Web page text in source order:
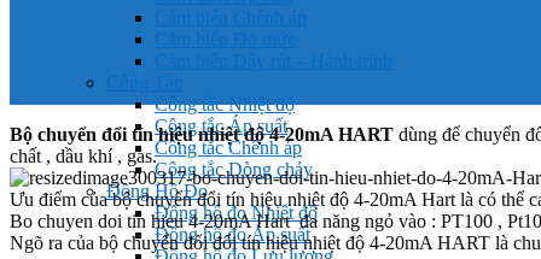
Cảm biến Chênh áp
Cảm biến Đo mức
Cảm biến Dây rút – Hành trình
Công Tắc
Công tắc Nhiệt độ
Công tắc Áp suất
Công tắc Chênh áp
Công tắc Dòng chảy
Đồng Hồ Đo
Đồng hồ đo Nhiệt độ
Đồng hồ đo Áp suất
Bộ chuyển đổi tín hiệu nhiệt độ 4-20mA HART dùng để chuyển
chất , dầu khí , gas.
Ưu điểm của bộ chuyển đổi tín hiệu nhiệt độ 4-20mA Hart là có thể
Bo chuyen doi tin hieu 4-20mA Hart đa năng ngỏ vào : PT100 ,
Ngõ ra của bộ chuyển đổi đổi tín hiệu nhiệt độ 4-20mA HART là